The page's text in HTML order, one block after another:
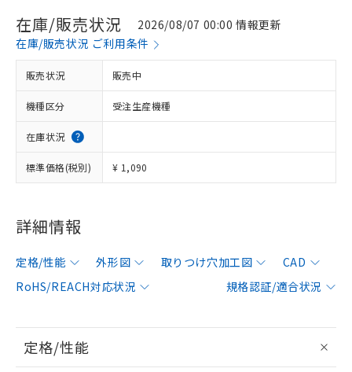
在庫/販売状況
2026/08/07 00:00 情報更新
在庫/販売状況 ご利用条件
販売状況 販売中
機種区分 受注生産機種
在庫状況
標準価格(税別) ¥ 1,090
詳細情報
定格/性能 外形図 取りつけ穴加工図
CAD
RoHS/REACH対応状況
規格認証/適合状況
定格/性能